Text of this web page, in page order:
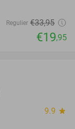
Regulier €33,95
€19,95
9.9 star